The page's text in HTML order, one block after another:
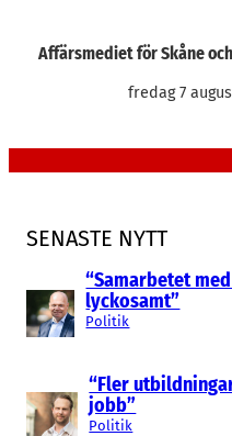
Affärsmediet för Skåne
fredag 7
SENASTE NYTT
“Samarbetet
lyckosamt”
Politik
“Fler
jobb”
Politik